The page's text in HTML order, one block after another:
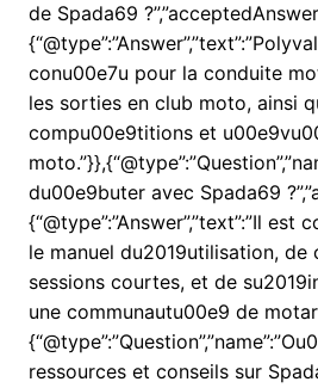
de Spada69
conu00e7u pour la conduite
les sorties en club moto, ainsi
compu00e9titions et
du00e9buter avec Spada69
{“@type”:”Answer”,”text”:”Il
le manuel du2019utilisation, de
sessions courtes, et de
une communautu00e9 de
ressources et conseils sur